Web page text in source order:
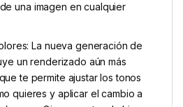
una imagen en cualquier
La nueva generación de
un renderizado aún más
te permite ajustar los tonos
quieres y aplicar el cambio a